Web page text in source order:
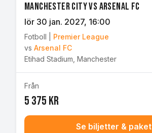
Manchester City vs Arsenal FC
lör 30 jan. 2027, 16:00
Fotboll
Premier League
vs Arsenal FC
Etihad Stadium Manchester
Från
5 375 kr
Se biljetter & paket